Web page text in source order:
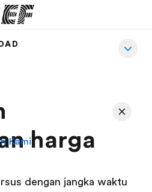
harga
dengan jangka waktu
Kami